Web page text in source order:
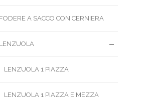
FODERE A SACCO CON CERNIERA
LENZUOLA
LENZUOLA 1 PIAZZA
LENZUOLA 1 PIAZZA E MEZZA